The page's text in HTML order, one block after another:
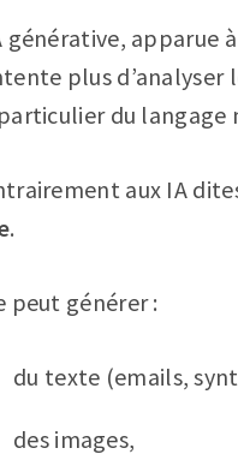
générative, apparue
plus d’analyser
du langage
aux IA
.
peut générer :
du texte (emails,
des images,